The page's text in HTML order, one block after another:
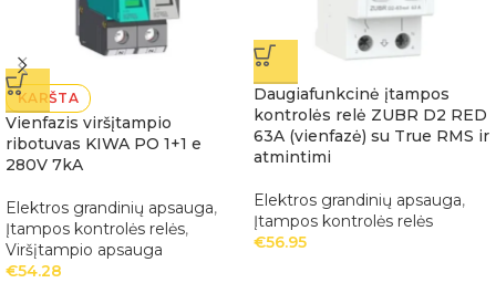
KARŠTA
Vienfazis viršįtampio
ribotuvas KIWA PO 1+1 e
280V 7kA
Elektros grandinių apsauga,
Įtampos kontrolės relės,
Viršįtampio apsauga
€54.28
Daugiafunkcinė įtampos
kontrolės relė ZUBR D2 RED
63A (vienfazė) su True RMS ir
atmintimi
Elektros grandinių apsauga,
Įtampos kontrolės relės
€56.95